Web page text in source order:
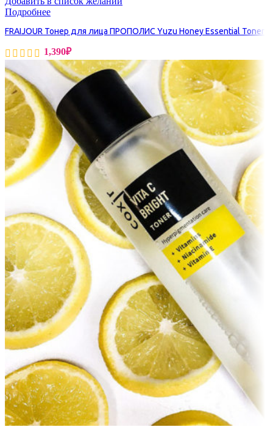
Подробнее
FRAIJOUR Тонер для лица ПРОПОЛИС Yuzu Honey Essential Toner
1,390₽